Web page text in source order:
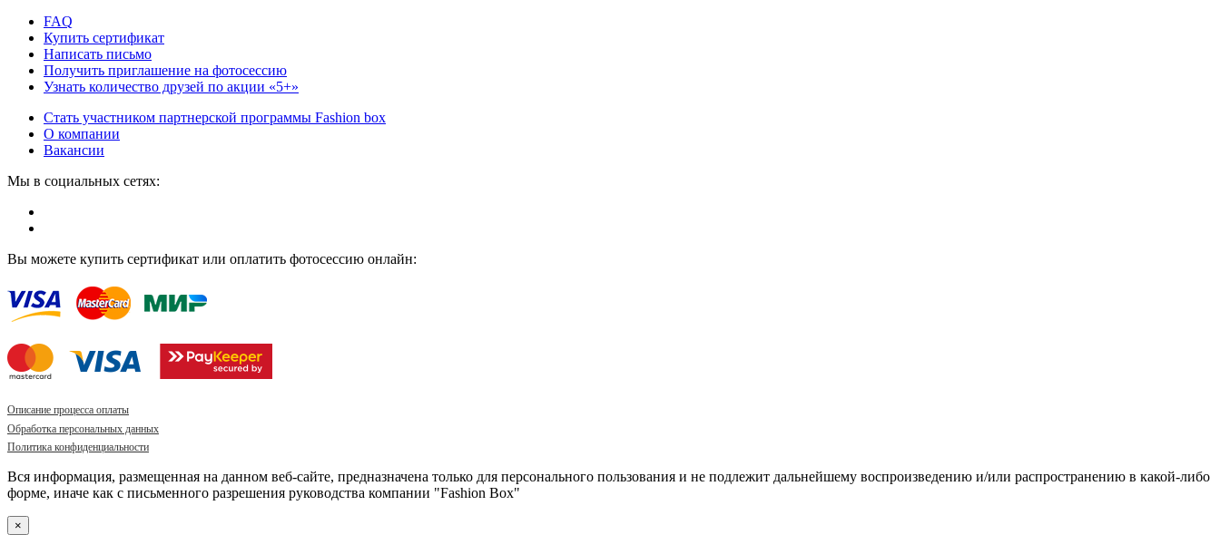
FAQ
Купить сертификат
Написать письмо
Получить приглашение на фотосессию
Узнать количество друзей по акции «5+»
Стать участником партнерской программы Fashion box
О компании
Вакансии
Мы в социальных сетях:
Вы можете купить сертификат или оплатить фотосессию онлайн:
Описание процесса оплаты
Обработка персональных данных
Политика конфиденциальности
Вся информация, размещенная на данном веб-сайте, предназначена только для персонального пользования и не подлежит дальнейшему воспроизведению и/или распространению в какой-либо
форме, иначе как с письменного разрешения руководства компании "Fashion Box"
×